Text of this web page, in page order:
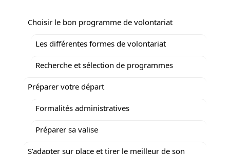
Choisir le bon programme de volontariat
Les différentes formes de volontariat
Recherche et sélection de programmes
Préparer votre départ
Formalités administratives
Préparer sa valise
S’adapter sur place et tirer le meilleur de son